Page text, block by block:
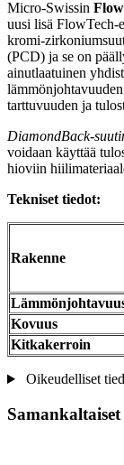
Micro-Swissin
uusi lisä FlowTech-
kromi-
(PCD) ja se on
ainutlaatuinen
tarttuvuuden ja
DiamondBack-
voidaan käyttää
hioviin
Tekniset tiedot:
Rakenne
Kovuus
Kitkakerroin
Oikeudelliset